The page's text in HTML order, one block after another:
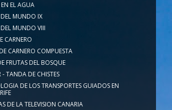
EL AGUA
DEL MUNDO IX
DEL MUNDO VIII
CARNERO
CARNERO COMPUESTA
FRUTAS DEL BOSQUE
- TANDA DE CHISTES
DE LOS TRANSPORTES GUIADOS EN
DE LA TELEVISION CANARIA